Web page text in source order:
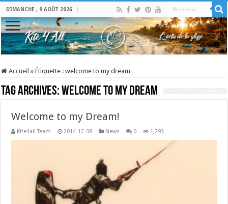
DIMANCHE , 9 AOÛT 2026
Accueil » Étiquette :welcome to my dream
Tag Archives:welcome to my dream
Welcome to my Dream!
Kite4all Team 2014-12-08 News 0 1,293